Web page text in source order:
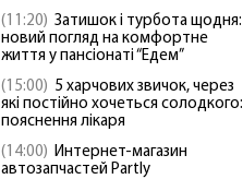
(11:20) Затишок і турбота щодня:
новий погляд на комфортне
життя у пансіонаті “Едем”
(15:00) 5 харчових звичок, через
які постійно хочеться солодкого:
пояснення лікаря
(14:00) Интернет-магазин
автозапчастей Partly